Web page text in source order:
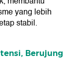
yang lebih
stabil.
Berujung